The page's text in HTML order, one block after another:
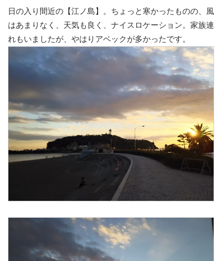
日の入り間近の【江ノ島】。ちょっと寒かったものの、風
はあまりなく、天気も良く、ナイスロケーション。家族連
れもいましたが、やはりアベックが多かったです。